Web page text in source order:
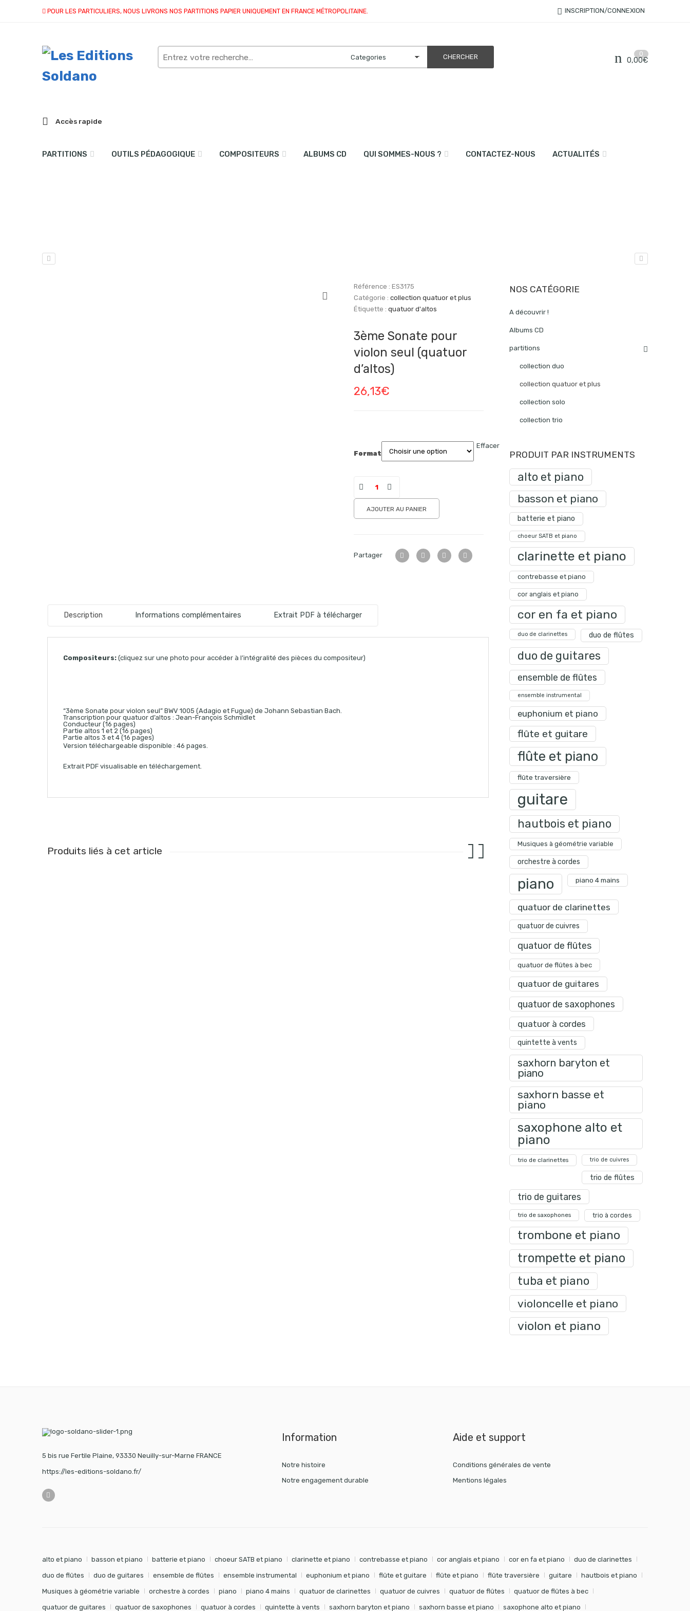
POUR LES PARTICULIERS, NOUS LIVRONS NOS PARTITIONS PAPIER UNIQUEMENT EN FRANCE MÉTROPOLITAINE. INSCRIPTION/CONNEXION
Search
here
0
0,00€
Accès rapide
PARTITIONS OUTILS PÉDAGOGIQUE COMPOSITEURS ALBUMS CD QUI SOMMES-NOUS ? CONTACTEZ-NOUS ACTUALITÉS
Référence : ES3175
Catégorie : collection quatuor et plus
Étiquette : quatuor d'altos
3ème Sonate pour
violon seul (quatuor
d’altos)
26,13€
Format
Effacer
AJOUTER AU PANIER
Partager
Description Informations complémentaires Extrait PDF à télécharger
Compositeurs: (cliquez sur une photo pour accéder à l’intégralité des pièces du compositeur)
“3ème Sonate pour violon seul” BWV 1005 (Adagio et Fugue) de Johann Sebastian Bach.
Transcription pour quatuor d’altos : Jean-François Schmidlet
Conducteur (16 pages)
Partie altos 1 et 2 (16 pages)
Partie altos 3 et 4 (16 pages)
Version téléchargeable disponible : 46 pages.
Extrait PDF visualisable en téléchargement.
Produits liés à cet article
NOS CATÉGORIE
A découvrir !
Albums CD
partitions
collection duo
collection quatuor et plus
collection solo
collection trio
PRODUIT PAR INSTRUMENTS
alto et piano
basson et piano
batterie et piano
choeur SATB et piano
clarinette et piano
contrebasse et piano
cor anglais et piano
cor en fa et piano
duo de clarinettes duo de flûtes
duo de guitares
ensemble de flûtes
ensemble instrumental
euphonium et piano
flûte et guitare
flûte et piano
flûte traversière
guitare
hautbois et piano
Musiques à géométrie variable
orchestre à cordes
piano piano 4 mains
quatuor de clarinettes
quatuor de cuivres
quatuor de flûtes
quatuor de flûtes à bec
quatuor de guitares
quatuor de saxophones
quatuor à cordes
quintette à vents
saxhorn baryton et
piano
saxhorn basse et
piano
saxophone alto et
piano
trio de clarinettes trio de cuivres
trio de flûtes
trio de guitares
trio de saxophones trio à cordes
trombone et piano
trompette et piano
tuba et piano
violoncelle et piano
violon et piano
5 bis rue Fertile Plaine, 93330 Neuilly-sur-Marne FRANCE
https://les-editions-soldano.fr/
Information
Notre histoire
Notre engagement durable
Aide et support
Conditions générales de vente
Mentions légales
alto et piano basson et piano batterie et piano choeur SATB et piano clarinette et piano contrebasse et piano cor anglais et piano cor en fa et piano duo de clarinettes
duo de flûtes duo de guitares ensemble de flûtes ensemble instrumental euphonium et piano flûte et guitare flûte et piano flûte traversière guitare hautbois et piano
Musiques à géométrie variable orchestre à cordes piano piano 4 mains quatuor de clarinettes quatuor de cuivres quatuor de flûtes quatuor de flûtes à bec
quatuor de guitares quatuor de saxophones quatuor à cordes quintette à vents saxhorn baryton et piano saxhorn basse et piano saxophone alto et piano